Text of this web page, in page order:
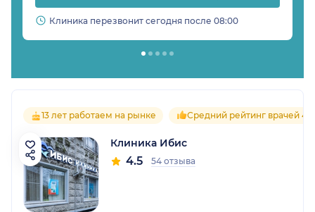
Клиника перезвонит сегодня после 08:00
13 лет работаем на рынке Средний рейтинг врачей 4.6
Клиника Ибис
4.5 54 отзыва